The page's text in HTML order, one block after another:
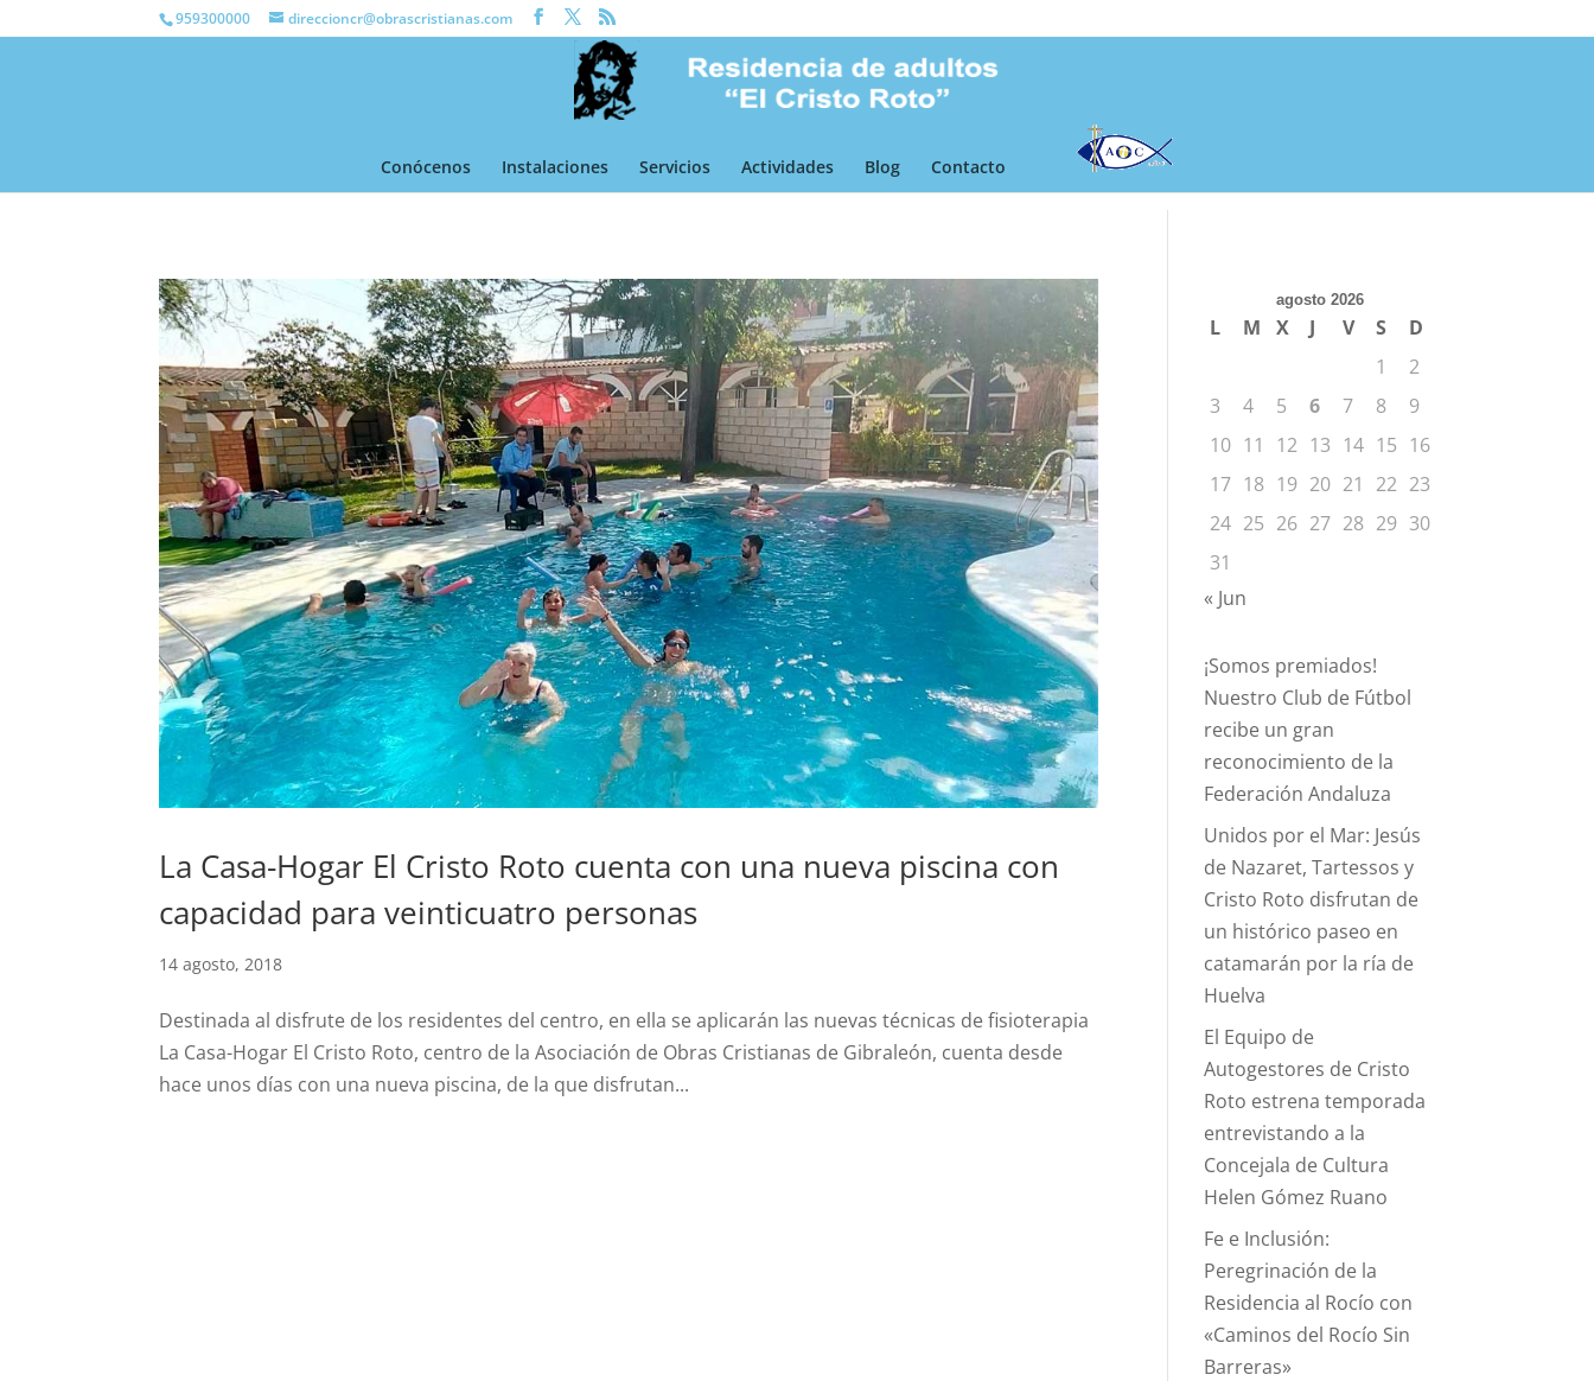
959300000 direccioncr@obrascristianas.com
Conócenos Instalaciones Servicios Actividades Blog Contacto
La Casa-Hogar El Cristo Roto cuenta con una nueva piscina con
capacidad para veinticuatro personas
14 agosto, 2018
Destinada al disfrute de los residentes del centro, en ella se aplicarán las nuevas técnicas de fisioterapia
La Casa-Hogar El Cristo Roto, centro de la Asociación de Obras Cristianas de Gibraleón, cuenta desde
hace unos días con una nueva piscina, de la que disfrutan...
agosto 2026
L M X J V S
D
1
2
3
4 5 6 7 8
9
10 11 12 13 14 15 16
17 18 19 20 21 22 23
24 25 26 27 28 29 30
31
« Jun
¡Somos premiados!
Nuestro Club de Fútbol
recibe un gran
reconocimiento de la
Federación Andaluza
Unidos por el Mar: Jesús
de Nazaret, Tartessos y
Cristo Roto disfrutan de
un histórico paseo en
catamarán por la ría de
Huelva
El Equipo de
Autogestores de Cristo
Roto estrena temporada
entrevistando a la
Concejala de Cultura
Helen Gómez Ruano
Fe e Inclusión:
Peregrinación de la
Residencia al Rocío con
«Caminos del Rocío Sin
Barreras»